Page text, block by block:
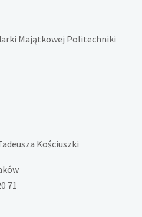
Majątkowej Politechniki
Kościuszki
71